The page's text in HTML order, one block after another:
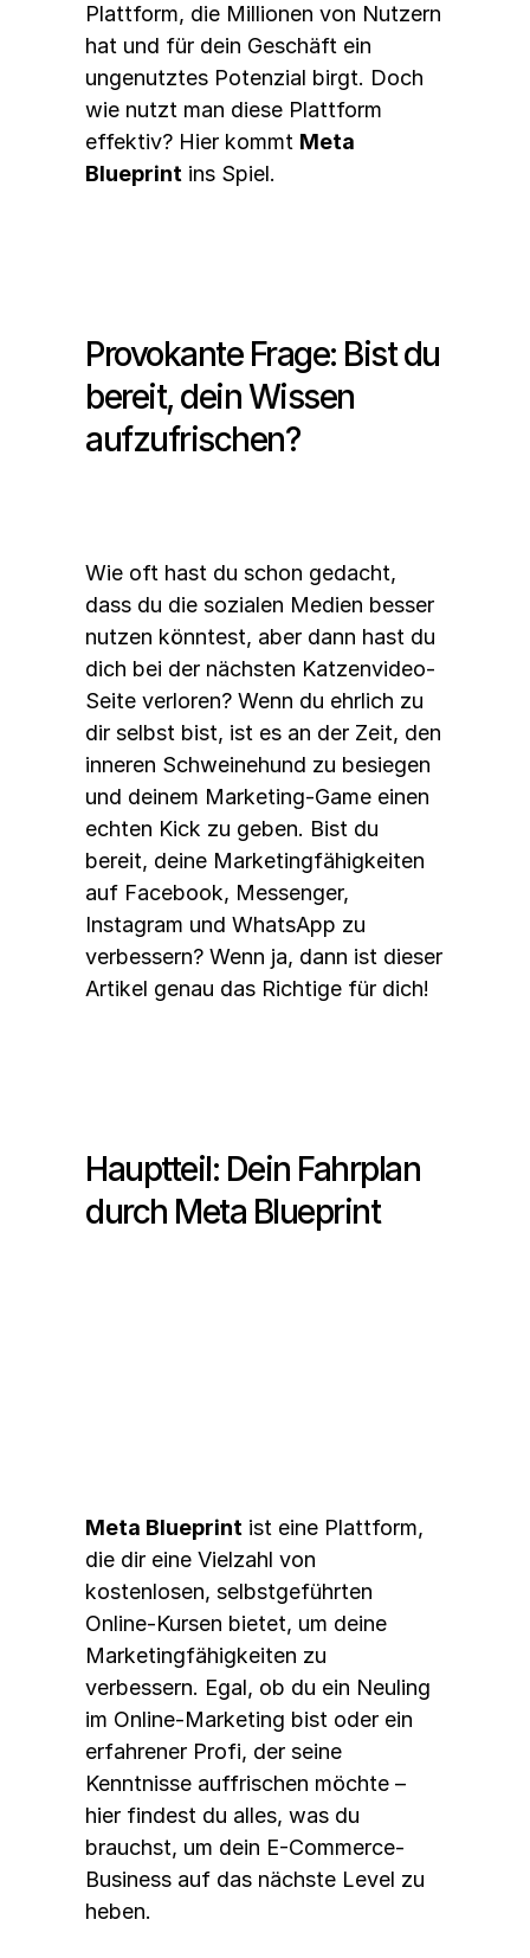
Plattform, die Millionen von Nutzern
hat und für dein Geschäft ein
ungenutztes Potenzial birgt. Doch
wie nutzt man diese Plattform
effektiv? Hier kommt Meta
Blueprint ins Spiel.
Provokante Frage: Bist du
bereit, dein Wissen
aufzufrischen?
Wie oft hast du schon gedacht,
dass du die sozialen Medien besser
nutzen könntest, aber dann hast du
dich bei der nächsten Katzenvideo-
Seite verloren? Wenn du ehrlich zu
dir selbst bist, ist es an der Zeit, den
inneren Schweinehund zu besiegen
und deinem Marketing-Game einen
echten Kick zu geben. Bist du
bereit, deine Marketingfähigkeiten
auf Facebook, Messenger,
Instagram und WhatsApp zu
verbessern? Wenn ja, dann ist dieser
Artikel genau das Richtige für dich!
Hauptteil: Dein Fahrplan
durch Meta Blueprint
Meta Blueprint ist eine Plattform,
die dir eine Vielzahl von
kostenlosen, selbstgeführten
Online-Kursen bietet, um deine
Marketingfähigkeiten zu
verbessern. Egal, ob du ein Neuling
im Online-Marketing bist oder ein
erfahrener Profi, der seine
Kenntnisse auffrischen möchte –
hier findest du alles, was du
brauchst, um dein E-Commerce-
Business auf das nächste Level zu
heben.